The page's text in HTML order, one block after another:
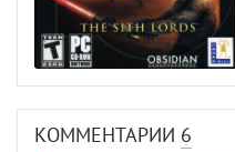
КОММЕНТАРИИ 6